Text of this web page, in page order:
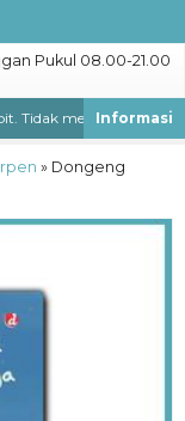
Pukul 08.00-21.00
menjual buku
» Dongeng